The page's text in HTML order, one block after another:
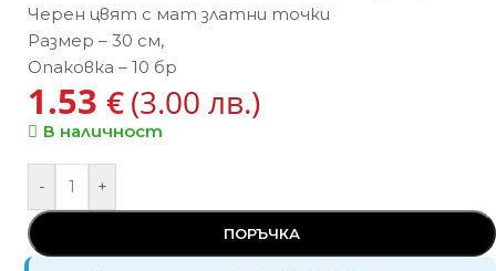
Черен цвят с мат златни точки
Размер – 30 см,
Опаковка – 10 бр
1.53 €(3.00 лв.)
В наличност
- +
ПОРЪЧКА